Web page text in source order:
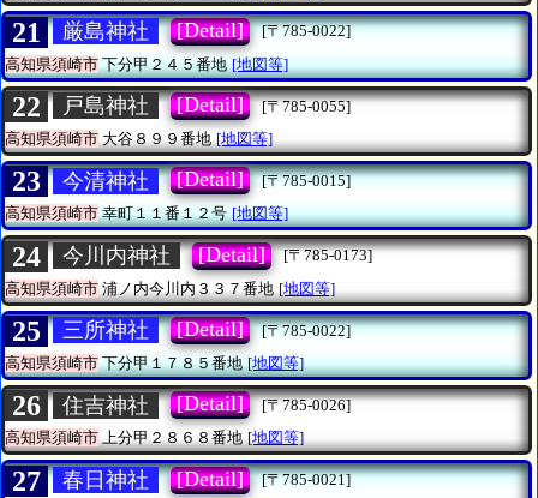
21 厳島神社 [Detail]
[〒785-0022]
高知県須崎市下分甲２４５番地 [地図等]
22 戸島神社 [Detail]
[〒785-0055]
高知県須崎市 大谷８９９番地 [地図等]
23 今清神社 [Detail]
[〒785-0015]
高知県須崎市幸町１１番１２号 [地図等]
24 今川内神社 [Detail]
[〒785-0173]
高知県須崎市 浦ノ内今川内３３７番地 [地図等]
25 三所神社 [Detail]
[〒785-0022]
高知県須崎市下分甲１７８５番地 [地図等]
26 住吉神社 [Detail]
[〒785-0026]
高知県須崎市上分甲２８６８番地 [地図等]
27 春日神社 [Detail]
[〒785-0021]